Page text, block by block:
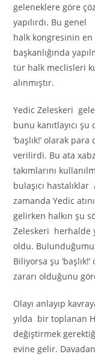
geleneklere göre
yapılırdı. Bu genel
halk kongresinin en
başkanlığında
tür halk meclisleri
alınmıştır.
Yedic Zeleskeri
bunu kanıtlayıcı şu
‘başlık!’ olarak
verilirdi. Bu ata
takımlarını
bulaşıcı
zamanda Yedic
gelirken halkın şu
Zeleskeri herhalde
oldu.
Biliyorsa şu
zararı olduğunu
Olayı anlayıp
yılda bir toplanan
değiştirmek
evine gelir.